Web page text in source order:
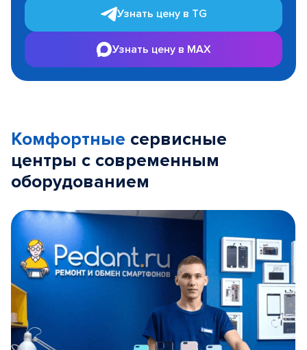
Узнать цену в TG
Узнать цену в MAX
Комфортные сервисные
центры с современным
оборудованием